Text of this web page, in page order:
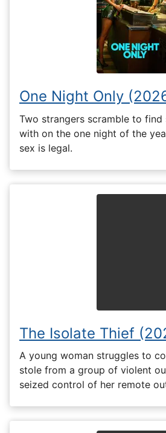
One Night Only
Two strangers scramble to find
with on the one night of the
sex is legal.
The Isolate Thief
A young woman struggles to
stole from a group of violent
seized control of her remote